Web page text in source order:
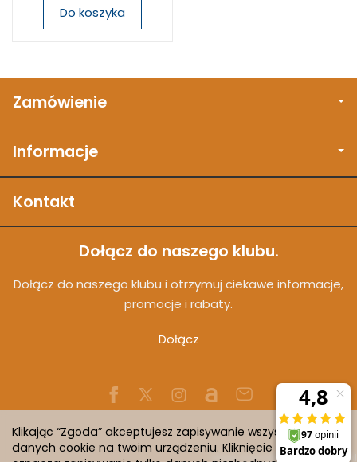
Do koszyka
Zamówienie
Informacje
Kontakt
Dołącz do naszego klubu.
Dołącz do naszego klubu i otrzymuj ciekawe informacje,
promocje i rabaty.
Dołącz
Sklep internetowy SOTESHOP AI
Klikając “Zgoda” akceptujesz zapisywanie wszystkich
danych cookie na twoim urządzeniu. Kliknięcie “Odmowa”